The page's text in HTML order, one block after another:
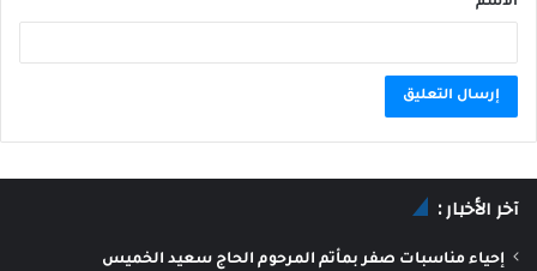
t
آخر الأخبار :
إحياء مناسبات صفر بمأتم المرحوم الحاج سعيد الخميس